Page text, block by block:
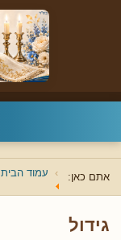
אתם כאן: עמוד הבית
גידול